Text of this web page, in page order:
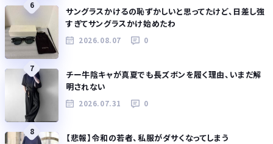
6
サングラスかけるの恥ずかしいと思ってたけど、日差し強
すぎてサングラスかけ始めたわ
2026.08.07 0
7
チー牛陰キャが真夏でも長ズボンを履く理由、いまだ解
明されない
2026.07.31 0
8
【悲報】令和の若者、私服がダサくなってしまう